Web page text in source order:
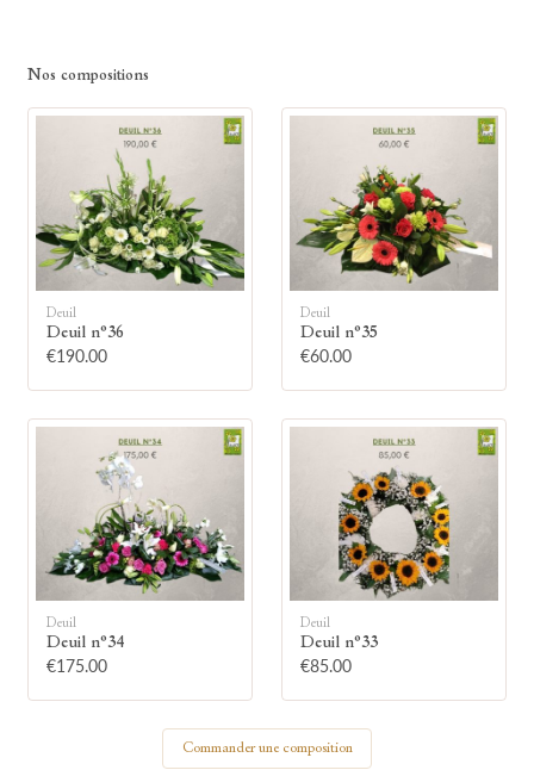
Allumez une bougie
Montrez votre soutien à la famille en
allumant symboliquement une bougie.
Votre prénom
Nos compositions
Deuil
Deuil n°36
€190.00
Deuil
Deuil n°35
€60.00
Deuil
Deuil n°34
€175.00
Deuil
Deuil n°33
€85.00
Commander une composition